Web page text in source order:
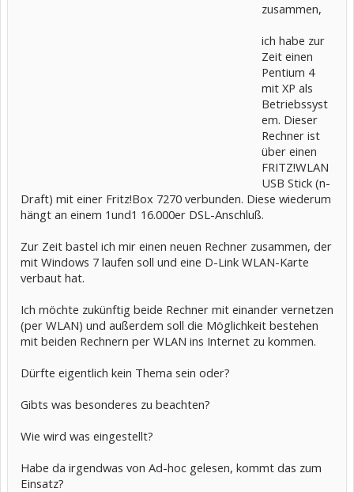
zusammen,
ich habe zur
Zeit einen
Pentium 4
mit XP als
Betriebssyst
em. Dieser
Rechner ist
über einen
FRITZ!WLAN
USB Stick (n-
Draft) mit einer Fritz!Box 7270 verbunden. Diese wiederum
hängt an einem 1und1 16.000er DSL-Anschluß.
Zur Zeit bastel ich mir einen neuen Rechner zusammen, der
mit Windows 7 laufen soll und eine D-Link WLAN-Karte
verbaut hat.
Ich möchte zukünftig beide Rechner mit einander vernetzen
(per WLAN) und außerdem soll die Möglichkeit bestehen
mit beiden Rechnern per WLAN ins Internet zu kommen.
Dürfte eigentlich kein Thema sein oder?
Gibts was besonderes zu beachten?
Wie wird was eingestellt?
Habe da irgendwas von Ad-hoc gelesen, kommt das zum
Einsatz?